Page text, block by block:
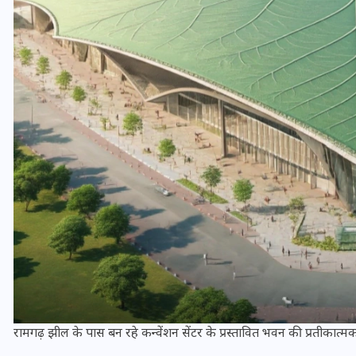
रामगढ़ झील के पास बन रहे कन्वेंशन सेंटर के प्रस्तावित भवन की प्रतीकात्मक
UPSSSC Lekhpal Recruitment
2025: यूपी में लेखपाल के पदों
पर बंपर भर्ती का विज्ञापन जारी,
जानें कब से शुरू होंगे आवेदन